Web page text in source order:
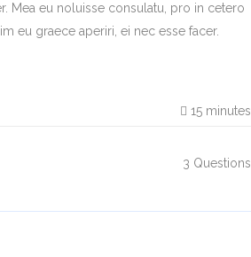
Mea eu noluisse consulatu, pro in cetero
eu graece aperiri, ei nec esse facer.
15 minutes
3 Questions